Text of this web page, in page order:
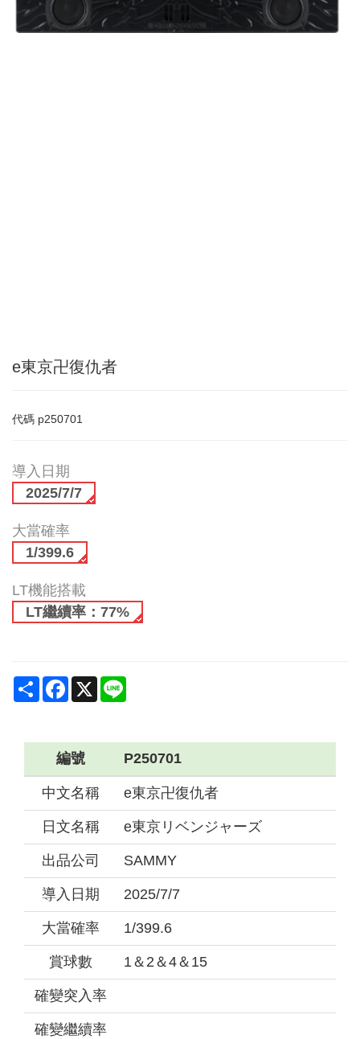
e東京卍復仇者
代碼 p250701
導入日期
2025/7/7
大當確率
1/399.6
LT機能搭載
LT繼續率：77%
ShareFacebook
X
編號 P250701
中文名稱 e東京卍復仇者
日文名稱 e東京リベンジャーズ
出品公司 SAMMY
導入日期 2025/7/7
大當確率 1/399.6
賞球數 1＆2＆4＆15
確變突入率
確變繼續率